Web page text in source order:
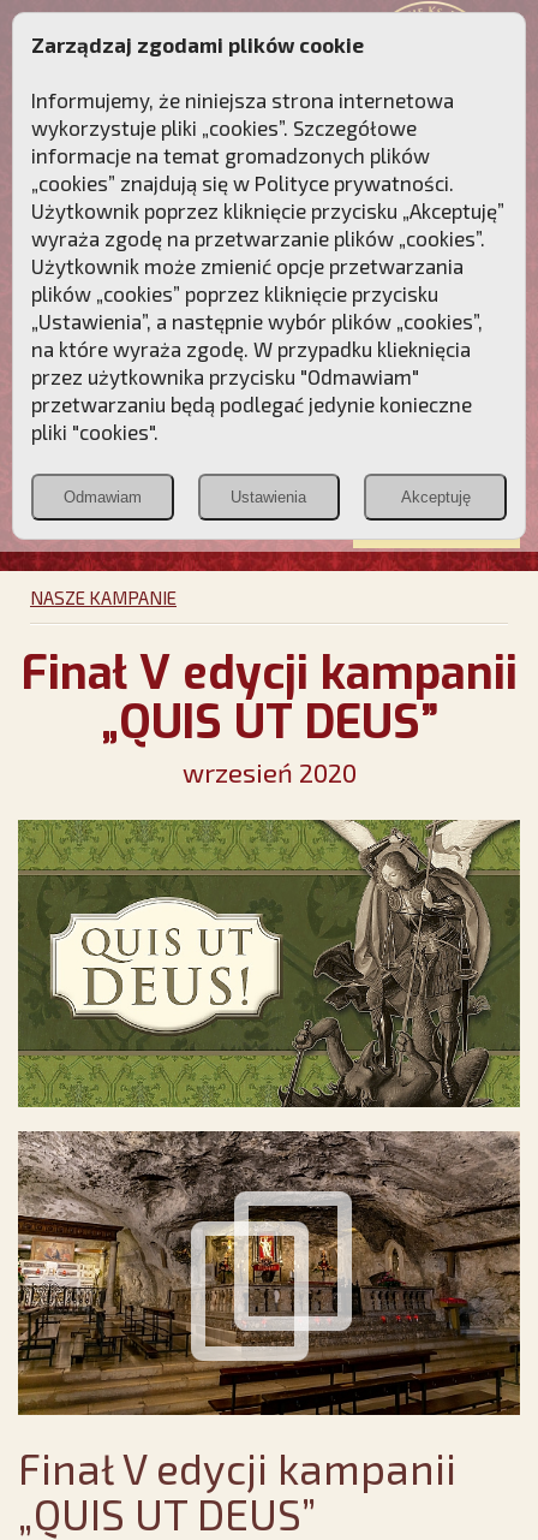
Przebudźmy sumienia Polaków!
Polonia
Christiana
PCh24.pl
Przymierze
POZNAJ APOSTOLAT FATIMY WESPRZYJ
NAS
NASZE KAMPANIE
Finał V edycji kampanii
„QUIS UT DEUS”
wrzesień 2020
Finał V edycji kampanii
„QUIS UT DEUS”
Zarządzaj zgodami plików cookie
Informujemy, że niniejsza strona internetowa
wykorzystuje pliki „cookies”. Szczegółowe
informacje na temat gromadzonych plików
„cookies” znajdują się w Polityce prywatności.
Użytkownik poprzez kliknięcie przycisku „Akceptuję”
wyraża zgodę na przetwarzanie plików „cookies”.
Użytkownik może zmienić opcje przetwarzania
plików „cookies” poprzez kliknięcie przycisku
„Ustawienia”, a następnie wybór plików „cookies”,
na które wyraża zgodę. W przypadku klieknięcia
przez użytkownika przycisku "Odmawiam"
przetwarzaniu będą podlegać jedynie konieczne
pliki "cookies".
Odmawiam Ustawienia Akceptuję